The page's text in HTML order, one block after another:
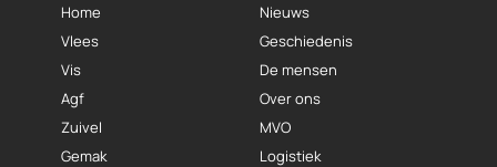
Home
Vlees
Vis
Agf
Zuivel
Gemak
Nieuws
Geschiedenis
De mensen
Over ons
MVO
Logistiek